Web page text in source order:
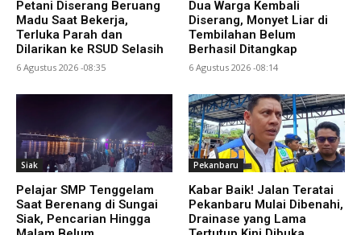
Petani Diserang Beruang
Madu Saat Bekerja,
Terluka Parah dan
Dilarikan ke RSUD Selasih
6 Agustus 2026 -08:35
Dua Warga Kembali
Diserang, Monyet Liar di
Tembilahan Belum
Berhasil Ditangkap
6 Agustus 2026 -08:14
Siak
Pelajar SMP Tenggelam
Saat Berenang di Sungai
Siak, Pencarian Hingga
Pekanbaru
Kabar Baik! Jalan Teratai
Pekanbaru Mulai Dibenahi,
Drainase yang Lama